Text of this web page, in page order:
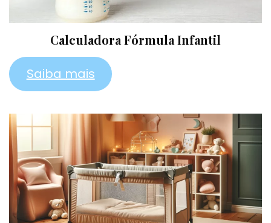
Calculadora Fórmula Infantil
Saiba mais